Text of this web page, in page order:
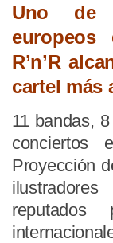
Uno de
R’n’R
cartel más
11 bandas,
conciertos
Proyección
reputados